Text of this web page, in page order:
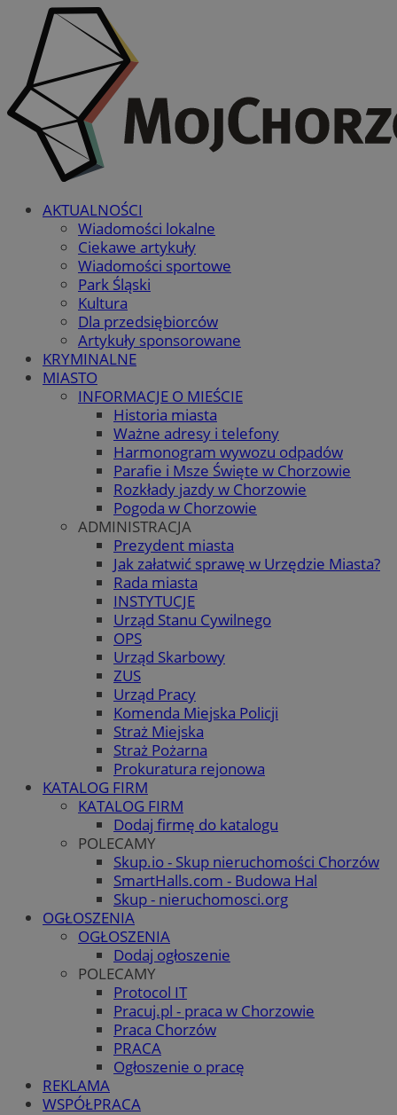
AKTUALNOŚCI
Wiadomości lokalne
Ciekawe artykuły
Wiadomości sportowe
Park Śląski
Kultura
Dla przedsiębiorców
Artykuły sponsorowane
KRYMINALNE
MIASTO
INFORMACJE O MIEŚCIE
Historia miasta
Ważne adresy i telefony
Harmonogram wywozu odpadów
Parafie i Msze Święte w Chorzowie
Rozkłady jazdy w Chorzowie
Pogoda w Chorzowie
ADMINISTRACJA
Prezydent miasta
Jak załatwić sprawę w Urzędzie Miasta?
Rada miasta
INSTYTUCJE
Urząd Stanu Cywilnego
OPS
Urząd Skarbowy
ZUS
Urząd Pracy
Komenda Miejska Policji
Straż Miejska
Straż Pożarna
Prokuratura rejonowa
KATALOG FIRM
KATALOG FIRM
Dodaj firmę do katalogu
POLECAMY
Skup.io - Skup nieruchomości Chorzów
SmartHalls.com - Budowa Hal
Skup - nieruchomosci.org
OGŁOSZENIA
OGŁOSZENIA
Dodaj ogłoszenie
POLECAMY
Protocol IT
Pracuj.pl - praca w Chorzowie
Praca Chorzów
PRACA
Ogłoszenie o pracę
REKLAMA
WSPÓŁPRACA